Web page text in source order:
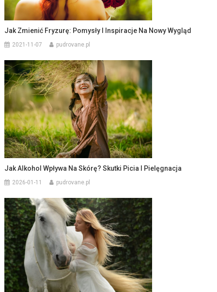
Jak Zmienić Fryzurę: Pomysły I Inspiracje Na Nowy Wygląd
2021-11-07 pudrovane.pl
Jak Alkohol Wpływa Na Skórę? Skutki Picia I Pielęgnacja
2026-01-11 pudrovane.pl